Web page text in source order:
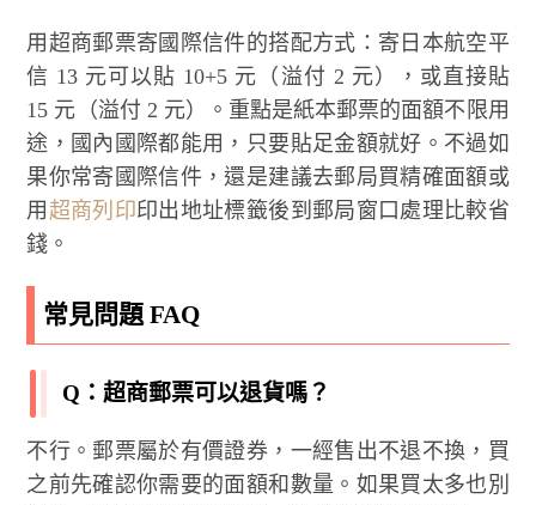
用超商郵票寄國際信件的搭配方式：寄日本航空平
信 13 元可以貼 10+5 元（溢付 2 元），或直接貼
15 元（溢付 2 元）。重點是紙本郵票的面額不限用
途，國內國際都能用，只要貼足金額就好。不過如
果你常寄國際信件，還是建議去郵局買精確面額或
用 超商列印印出地址標籤後到郵局窗口處理比較省
錢。
常見問題 FAQ
Q：超商郵票可以退貨嗎？
不行。郵票屬於有價證券，一經售出不退不換，買
之前先確認你需要的面額和數量。如果買太多也別